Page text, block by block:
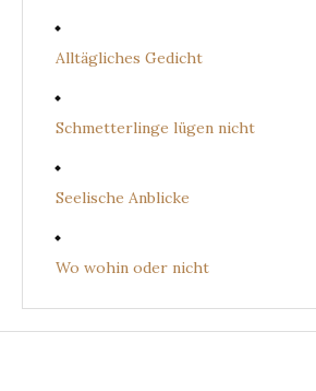
Alltägliches Gedicht
Schmetterlinge lügen nicht
Seelische Anblicke
Wo wohin oder nicht